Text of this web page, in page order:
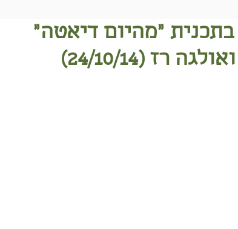
"מהיום דיאטה"
רז(24/10/14)